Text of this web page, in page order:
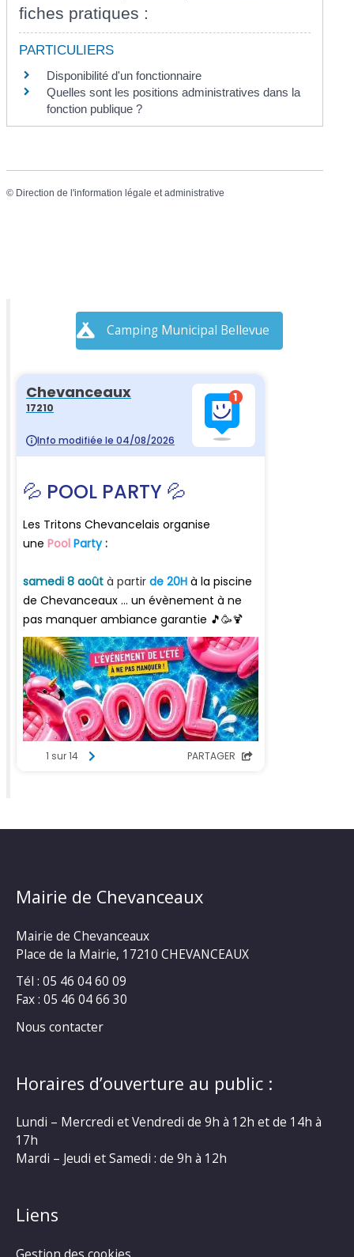
fiches pratiques :
PARTICULIERS
Disponibilité d'un fonctionnaire
Quelles sont les positions administratives dans la
fonction publique ?
© Direction de l'information légale et administrative
Camping Municipal Bellevue
Mairie de Chevanceaux
Mairie de Chevanceaux
Place de la Mairie, 17210 CHEVANCEAUX
Tél : 05 46 04 60 09
Fax : 05 46 04 66 30
Nous contacter
Horaires d’ouverture au public :
Lundi – Mercredi et Vendredi de 9h à 12h et de 14h à
17h
Mardi – Jeudi et Samedi : de 9h à 12h
Liens